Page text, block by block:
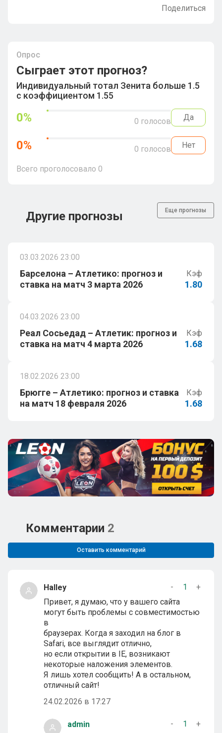
Поделиться
Опрос
Сыграет этот прогноз?
Индивидуальный тотал Зенита больше 1.5
с коэффициентом 1.55
0% 0 голосов Да
0% 0 голосов Нет
Всего проголосовало 0
Другие прогнозы Еще прогнозы
03.03.2026 23:00
Барселона – Атлетико: прогноз и
ставка на матч 3 марта 2026
Кэф
1.80
04.03.2026 23:00
Реал Сосьедад – Атлетик: прогноз и
ставка на матч 4 марта 2026
Кэф
1.68
18.02.2026 23:00
Брюгге – Атлетико: прогноз и ставка
на матч 18 февраля 2026
Кэф
1.68
Комментарии 2
Оставить комментарий
Halley - 1
+
Привет, я думаю, что у вашего сайта
могут быть проблемы с совместимостью
в
браузерах. Когда я заходил на блог в
Safari, все выглядит отлично,
но если открытии в IE, возникают
некоторые наложения элементов.
Я лишь хотел сообщить! А в остальном,
отличный сайт!
24.02.2026 в 17:27
admin - 1
+